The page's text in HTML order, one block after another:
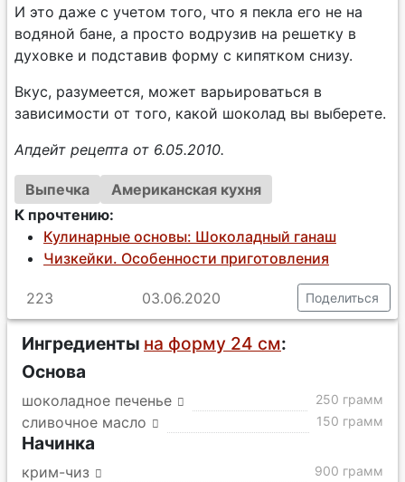
И это даже с учетом того, что я пекла его не на
водяной бане, а просто водрузив на решетку в
духовке и подставив форму с кипятком снизу.
Вкус, разумеется, может варьироваться в
зависимости от того, какой шоколад вы выберете.
Апдейт рецепта от 6.05.2010.
Выпечка
Американская кухня
К прочтению:
Кулинарные основы: Шоколадный ганаш
Чизкейки. Особенности приготовления
223 03.06.2020 Поделиться
Ингредиенты на форму 24 см:
Основа
шоколадное печенье 250 грамм
сливочное масло 150 грамм
Начинка
крим-чиз 900 грамм